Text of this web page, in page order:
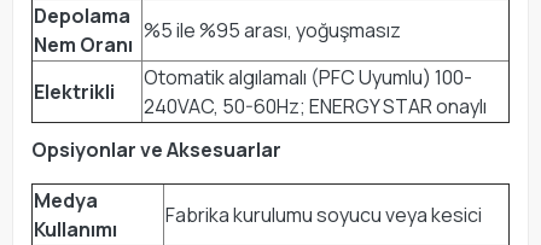
Depolama
Nem Oranı
%5 ile %95 arası, yoğuşmasız
Elektrikli
Otomatik algılamalı (PFC Uyumlu) 100-
240VAC, 50-60Hz; ENERGY STAR onaylı
Opsiyonlar ve Aksesuarlar
Medya
Kullanımı
Fabrika kurulumu soyucu veya kesici